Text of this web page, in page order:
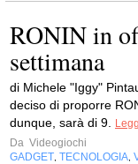
RONIN in
settimana
di Michele "Iggy"
deciso di proporre
dunque, sarà di 9.
Da Videogiochi
GADGET TECNOLOGIA